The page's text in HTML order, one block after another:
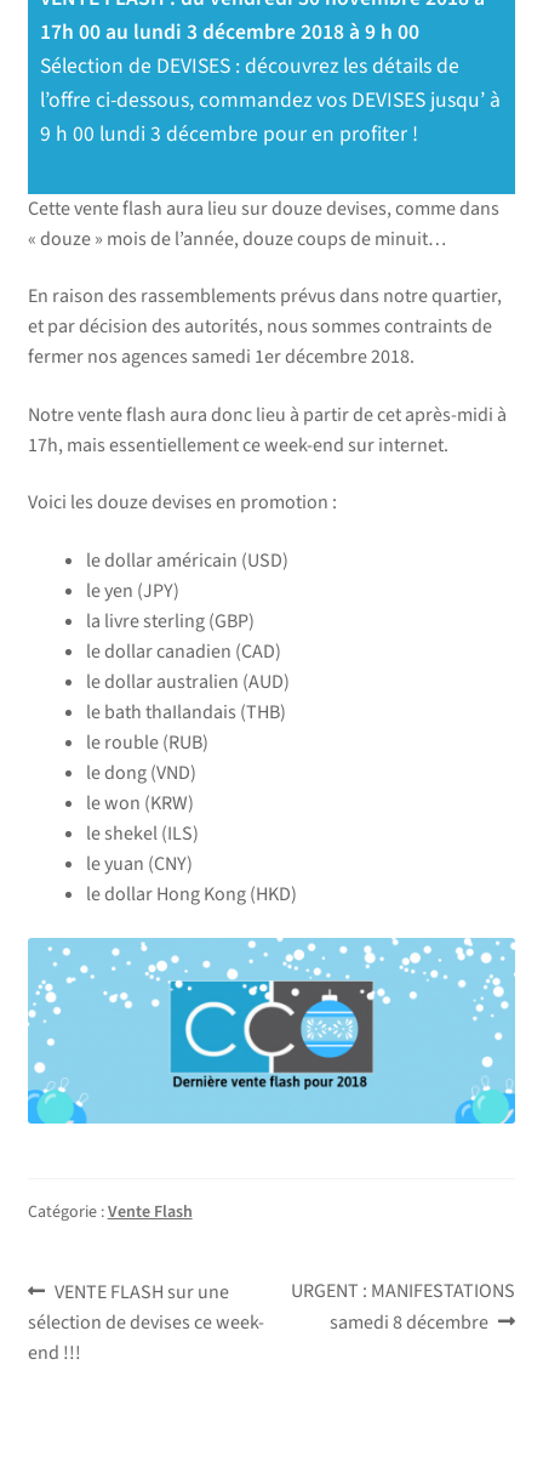
17h 00 au lundi 3 décembre 2018 à 9 h 00
Sélection de DEVISES : découvrez les détails de
l’offre ci-dessous, commandez vos DEVISES jusqu’ à
9 h 00 lundi 3 décembre pour en profiter !
Cette vente flash aura lieu sur douze devises, comme dans
« douze » mois de l’année, douze coups de minuit…
En raison des rassemblements prévus dans notre quartier,
et par décision des autorités, nous sommes contraints de
fermer nos agences samedi 1er décembre 2018.
Notre vente flash aura donc lieu à partir de cet après-midi à
17h, mais essentiellement ce week-end sur internet.
Voici les douze devises en promotion :
le dollar américain (USD)
le yen (JPY)
la livre sterling (GBP)
le dollar canadien (CAD)
le dollar australien (AUD)
le bath thaIlandais (THB)
le rouble (RUB)
le dong (VND)
le won (KRW)
le shekel (ILS)
le yuan (CNY)
le dollar Hong Kong (HKD)
Catégorie :Vente Flash
Navigation
de
Article
précédent :
VENTE FLASH sur une
sélection de devises ce week-
end !!!
Article
suivant :
URGENT : MANIFESTATIONS
samedi 8 décembre